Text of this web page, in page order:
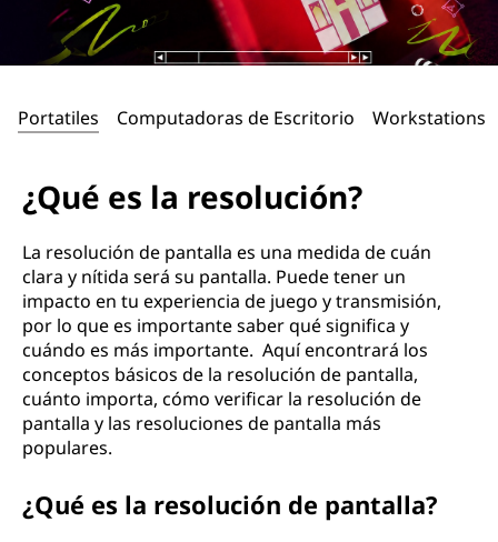
óPortatiles Computadoras de Escritorio Workstations
¿Qué es la resolución?
La resolución de pantalla es una medida de cuán
clara y nítida será su pantalla. Puede tener un
impacto en tu experiencia de juego y transmisión,
por lo que es importante saber qué significa y
cuándo es más importante. Aquí encontrará los
conceptos básicos de la resolución de pantalla,
cuánto importa, cómo verificar la resolución de
pantalla y las resoluciones de pantalla más
populares.
¿Qué es la resolución de pantalla?